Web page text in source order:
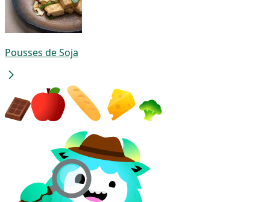
Pousses de Soja